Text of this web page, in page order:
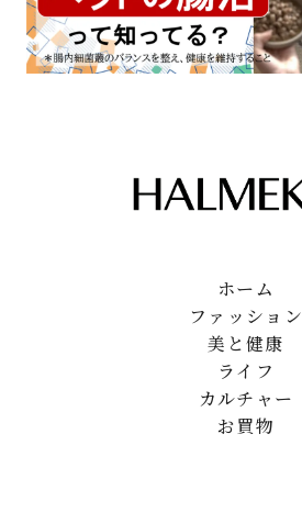
ホーム
ファッション
美と健康
ライフ
カルチャー
お買物